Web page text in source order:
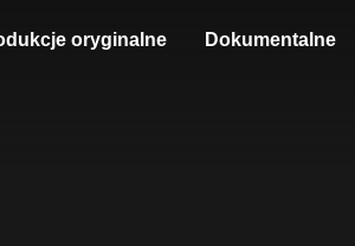
oryginalne Dokumentalne